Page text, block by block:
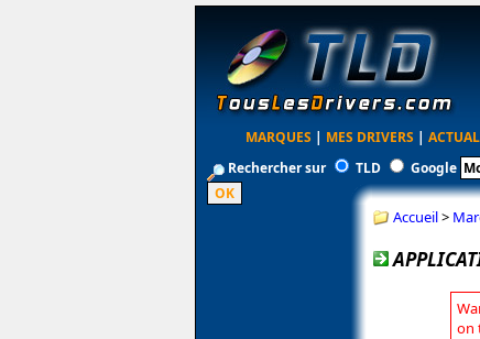
MARQUES | MES DRIVERS |
Rechercher sur
TLD Google
Accueil>
on